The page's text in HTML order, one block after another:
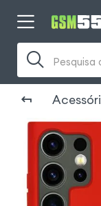
Pesquisa